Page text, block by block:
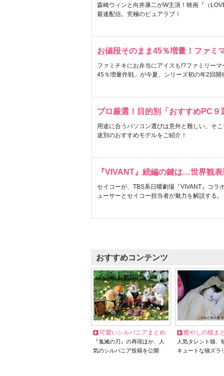
森崎ウィンと向井康二がW主演！映画『（
最速配信。究極のピュアラブ！
お値段そのまま45％増量！ファミ
ファミチキにお弁当にアイスも!?ファミリー
45％増量作戦」が今夏、シリーズ初の年2回開
プロ厳選！目的別「おすすめPC９
用途に合うパソコン選びは意外と難しい。そ
途別のおすすめモデルをご紹介！
『VIVANT』続編の鍵は…世界観
セイコーが、TBS系日曜劇場『VIVANT』コラ
ューサーとセイコー担当者が魅力を解説する。
おすすめコンテンツ
可愛いシルバニアまとめ
『鬼滅の刃』の再現ほか、人
気のシルバニア投稿を公開
癒やしの猫ま
人気タレント猫
キュートな猫ズラ